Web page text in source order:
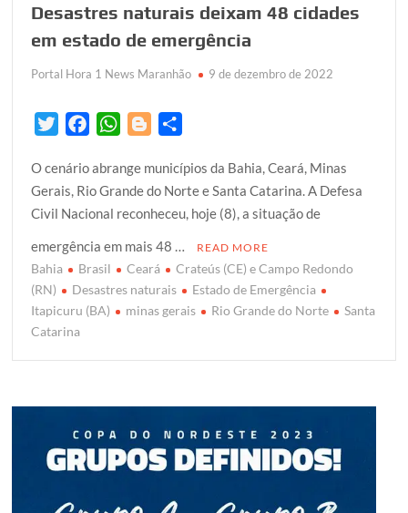
Desastres naturais deixam 48 cidades
em estado de emergência
Portal Hora 1 News Maranhão 9 de dezembro de 2022
i
t
t
e
r
c
e
b
o
o
k
W
a
t
s
A
p
p
o
g
g
e
r
a
r
e
O cenário abrange municípios da Bahia, Ceará, Minas
Gerais, Rio Grande do Norte e Santa Catarina. A Defesa
Civil Nacional reconheceu, hoje (8), a situação de
emergência em mais 48 …
READ MORE
Bahia Brasil Ceará
Crateús (CE) e Campo Redondo
(RN)
Desastres naturais
Estado de Emergência
Itapicuru (BA)
minas gerais Rio Grande do Norte
Santa
Catarina